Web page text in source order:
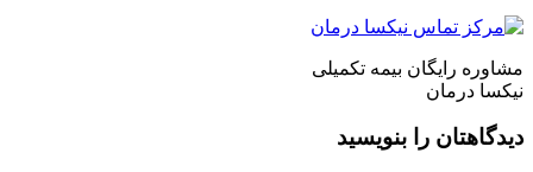
مشاوره رایگان بیمه تکمیلی
نیکسا درمان
دیدگاهتان را بنویسید